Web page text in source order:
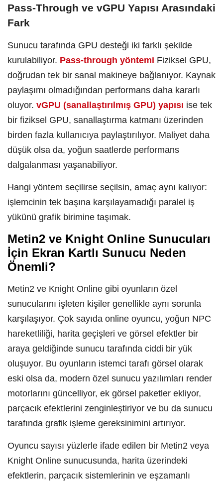
Pass-Through ve vGPU Yapısı Arasındaki
Fark
Sunucu tarafında GPU desteği iki farklı şekilde
kurulabiliyor. Pass-through yöntemi Fiziksel GPU,
doğrudan tek bir sanal makineye bağlanıyor. Kaynak
paylaşımı olmadığından performans daha kararlı
oluyor. vGPU (sanallaştırılmış GPU) yapısı ise tek
bir fiziksel GPU, sanallaştırma katmanı üzerinden
birden fazla kullanıcıya paylaştırılıyor. Maliyet daha
düşük olsa da, yoğun saatlerde performans
dalgalanması yaşanabiliyor.
Hangi yöntem seçilirse seçilsin, amaç aynı kalıyor:
işlemcinin tek başına karşılayamadığı paralel iş
yükünü grafik birimine taşımak.
Metin2 ve Knight Online Sunucuları
İçin Ekran Kartlı Sunucu Neden
Önemli?
Metin2 ve Knight Online gibi oyunların özel
sunucularını işleten kişiler genellikle aynı sorunla
karşılaşıyor. Çok sayıda online oyuncu, yoğun NPC
hareketliliği, harita geçişleri ve görsel efektler bir
araya geldiğinde sunucu tarafında ciddi bir yük
oluşuyor. Bu oyunların istemci tarafı görsel olarak
eski olsa da, modern özel sunucu yazılımları render
motorlarını güncelliyor, ek görsel paketler ekliyor,
parçacık efektlerini zenginleştiriyor ve bu da sunucu
tarafında grafik işleme gereksinimini artırıyor.
Oyuncu sayısı yüzlerle ifade edilen bir Metin2 veya
Knight Online sunucusunda, harita üzerindeki
efektlerin, parçacık sistemlerinin ve eşzamanlı